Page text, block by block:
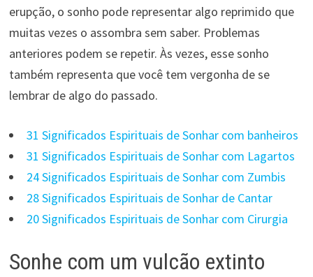
erupção, o sonho pode representar algo reprimido que
muitas vezes o assombra sem saber. Problemas
anteriores podem se repetir. Às vezes, esse sonho
também representa que você tem vergonha de se
lembrar de algo do passado.
31 Significados Espirituais de Sonhar com banheiros
31 Significados Espirituais de Sonhar com Lagartos
24 Significados Espirituais de Sonhar com Zumbis
28 Significados Espirituais de Sonhar de Cantar
20 Significados Espirituais de Sonhar com Cirurgia
Sonhe com um vulcão extinto